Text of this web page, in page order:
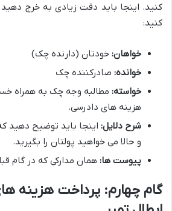
کنید. اینجا باید دقت زیادی به خرج دهید
کنید:
خواهان: خودتان (دارنده چک)
خوانده: صادرکننده چک
خواسته: مطالبه وجه چک به همراه
هزینه های دادرسی.
شرح دلایل: اینجا باید توضیح دهید
و حالا می خواهید پولتان را بگیرید.
پیوست ها: همان مدارکی که در گام
گام چهارم: پرداخت هزینه